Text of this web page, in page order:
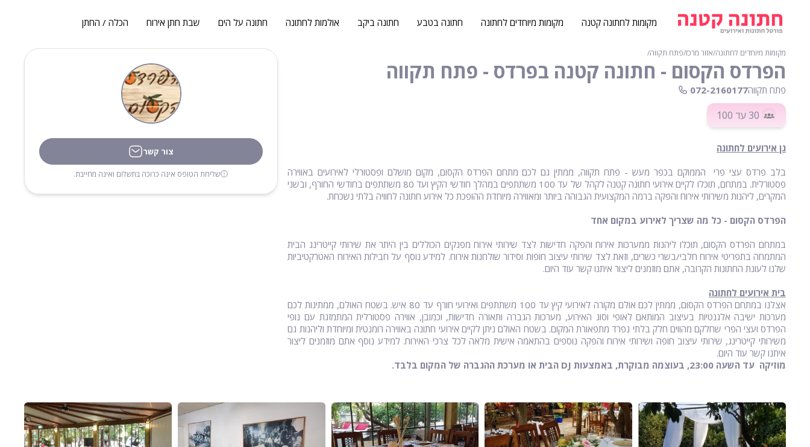
מקומות לחתונה קטנה מקומות מיוחדים לחתונה חתונה בטבע חתונה ביקב אולמות לחתונה חתונה על הים שבת חתן אירוח הכלה / החתן
צור קשר
שליחת הטופס אינה כרוכה בתשלום ואינה מחייבת.
מקומות מיוחדים לחתונה∕אזור מרכז∕פתח תקווה∕
הפרדס הקסום - חתונה קטנה בפרדס - פתח תקווה
פתח תקווה072-2160177
30עד 100
גן אירועים לחתונה
בלב פרדס עצי פרי הממוקם בכפר מעש - פתח תקווה, ממתין גם לכם מתחם הפרדס הקסום, מקום מושלם ופסטורלי לאירועים באווירה
פסטורלית. במתחם, תוכלו לקיים אירועי חתונה קטנה לקהל של עד 100 משתתפים במהלך חודשי הקיץ ועד 80 משתתפים בחודשי החורף, ובשני
המקרים, ליהנות משירותי אירוח והפקה ברמה המקצועית הגבוהה ביותר ומאווירה מיוחדת ההופכת כל אירוע חתונה לחוויה בלתי נשכחת.
הפרדס הקסום - כל מה שצריך לאירוע במקום אחד
במתחם הפרדס הקסום, תוכלו ליהנות ממערכות אירוח והפקה חדישות לצד שירותי אירוח מפנקים הכוללים בין היתר את שירותי קייטרינג הבית
המתמחה בתפריטי אירוח חלבי/בשרי כשרים, וזאת לצד שירותי עיצוב חופות וסידור שולחנות אירוח. למידע נוסף על חבילות האירוח האטרקטיביות
שלנו לעונת החתונות הקרובה, אתם מוזמנים ליצור איתנו קשר עוד היום.
בית אירועים לחתונה
אצלנו במתחם הפרדס הקסום, ממתין לכם אולם מקורה לאירועי קיץ עד 100 משתתפים ואירועי חורף עד 80 איש. בשטח האולם, ממתינות לכם
מערכות ישיבה אלגנטיות בעיצוב המותאם לאופי וסוג האירוע, מערכות הגברה ותאורה חדישות, וכמובן, אווירה פסטורלית המתמזגת עם נופי
הפרדס ועצי הפרי שחלקם מהווים חלק בלתי נפרד מתפאורת המקום. בשטח האולם ניתן לקיים אירועי חתונה באווירה רומנטית ומיוחדת וליהנות גם
משירותי קייטרינג, שירותי עיצוב חופה ושירותי אירוח והפקה נוספים בהתאמה אישית מלאה לכל צרכי האירוח. למידע נוסף אתם מוזמנים ליצור
איתנו קשר עוד היום.
מוזיקה עד השעה 23:00, בעוצמה מבוקרת, באמצעות DJ הבית או מערכת ההגברה של המקום בלבד.